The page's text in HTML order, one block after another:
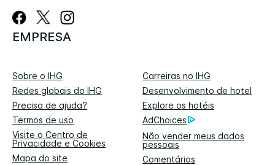
EMPRESA
Sobre o IHG
Carreiras no IHG
Redes globais do IHG
Desenvolvimento de hotel
Precisa de ajuda?
Explore os hotéis
Termos de uso
AdChoices
Visite o Centro de
Privacidade e Cookies
Não vender meus dados
pessoais
Mapa do site
Comentários